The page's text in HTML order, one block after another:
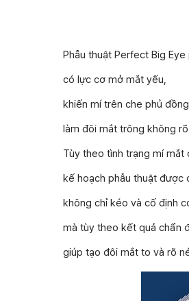
Phẫu thuật Perfect Big
có lực cơ mở mắt yếu,
khiến mí trên che phủ
làm đôi mắt trông không
Tùy theo tình trạng mí mắt
kế hoạch phẫu thuật được
không chỉ kéo và cố định
mà tùy theo kết quả chẩn
giúp tạo đôi mắt to và rõ